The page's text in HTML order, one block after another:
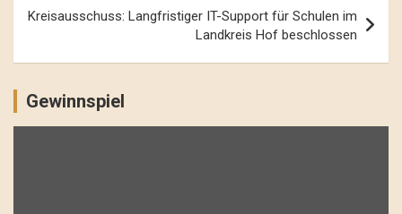
Kreisausschuss: Langfristiger IT-Support für Schulen im
Landkreis Hof beschlossen
Gewinnspiel